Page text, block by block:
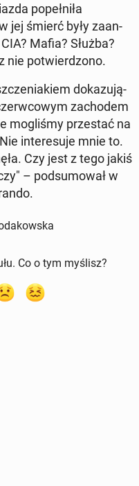
popełniła
jej śmierć były zaan­
Mafia? Służba?
nie potwierd­zono.
dokazu­ją­
za­cho­dem
mogliśmy przes­tać na
in­tere­su­je mnie to.
Czy jest z tego jakiś
– pod­sumował w
Co o tym myślisz?